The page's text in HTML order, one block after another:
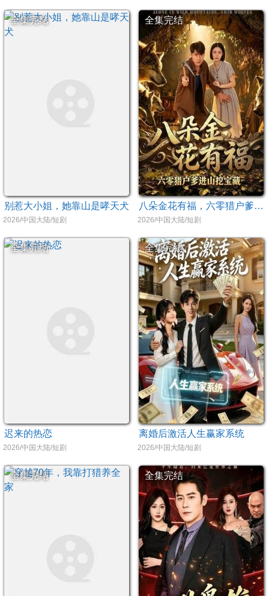
全集完结
别惹大小姐，她靠山是哮天犬
2026/中国大陆/短剧
全集完结
八朵金花有福，六零猎户爹进山挖宝藏
2026/中国大陆/短剧
全集完结
迟来的热恋
2026/中国大陆/短剧
全集完结
离婚后激活人生赢家系统
2026/中国大陆/短剧
全集完结 全集完结